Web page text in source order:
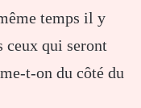
temps il y
ceux qui seront
t-on du côté du